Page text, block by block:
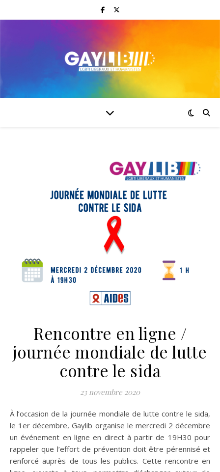
Rencontre en ligne /
journée mondiale de lutte
contre le sida
23 novembre 2020
À l’occasion de la journée mondiale de lutte contre le sida,
le 1er décembre, Gaylib organise le mercredi 2 décembre
un événement en ligne en direct à partir de 19H30 pour
rappeler que l’effort de prévention doit être pérennisé et
renforcé auprès de tous les publics. Cette rencontre en